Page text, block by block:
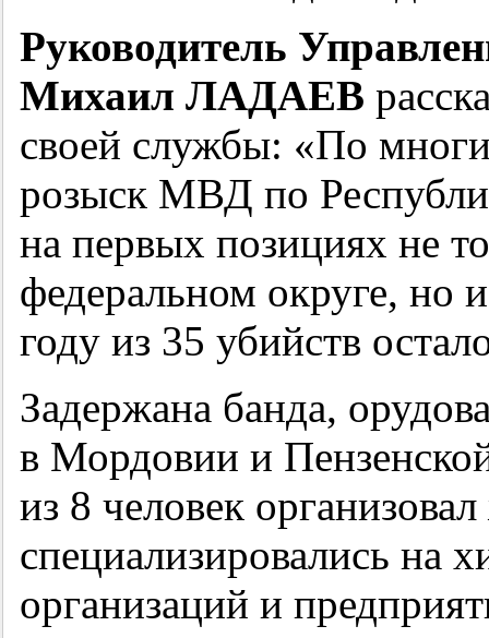
Руководитель
Михаил ЛАДАЕВ
своей службы: «По
розыск МВД по
на первых позициях не
федеральном округе, но
году из 35 убийств
Задержана банда,
в Мордовии и
из 8 человек
специализировались на
организаций и